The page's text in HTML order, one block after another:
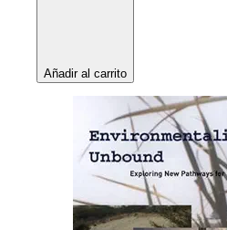
Añadir al carrito